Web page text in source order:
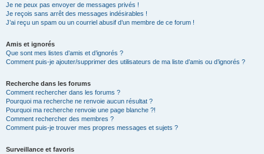
Je ne peux pas envoyer de messages privés !
Je reçois sans arrêt des messages indésirables !
J’ai reçu un spam ou un courriel abusif d’un membre de ce forum !
Amis et ignorés
Que sont mes listes d’amis et d’ignorés ?
Comment puis-je ajouter/supprimer des utilisateurs de ma liste d’amis ou d’ignorés ?
Recherche dans les forums
Comment rechercher dans les forums ?
Pourquoi ma recherche ne renvoie aucun résultat ?
Pourquoi ma recherche renvoie une page blanche ?!
Comment rechercher des membres ?
Comment puis-je trouver mes propres messages et sujets ?
Surveillance et favoris